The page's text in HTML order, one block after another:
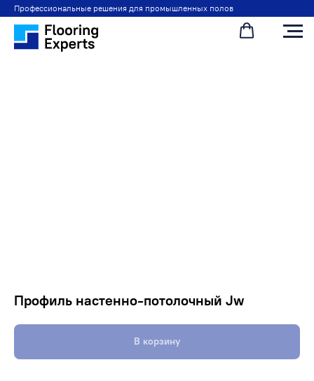
Профессиональные решения для промышленных полов
Профиль настенно-потолочный Jw
В корзину